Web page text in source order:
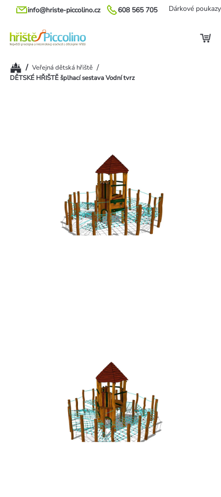
Přejít
608 565 705
info@hriste-piccolino.cz Dárkové poukazy
Domů/ Veřejná dětská hřiště /
DĚTSKÉ HŘIŠTĚ šplhací sestava Vodní tvrz